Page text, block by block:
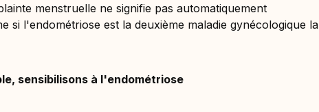
menstruelle ne signifie pas automatiquement
si l'endométriose est la deuxième maladie gynécologique la
sensibilisons à l'endométriose